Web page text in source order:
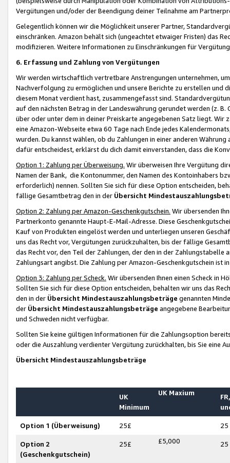
Vergütungen und/oder der Beendigung deiner Teilnahme am
Gelegentlich können wir die Möglichkeit unserer Partner,
einschränken. Amazon behält sich (ungeachtet etwaiger Fristen) das
modifizieren. Weitere Informationen zu Einschränkungen für
6. Erfassung und Zahlung von Vergütungen
Wir werden wirtschaftlich vertretbare Anstrengungen unternehmen,
Nachverfolgung zu ermöglichen und unsere Berichte zu erstellen und
diesem Monat verdient hast, zusammengefasst sind.
auf den nächsten Betrag in der Landeswährung gerundet werden (z.
über oder unter dem in deiner Preiskarte angegebenen Satz liegt.
eine Amazon-Webseite etwa 60 Tage nach Ende jedes
wurden. Du kannst wählen, ob du Zahlungen in einer anderen
dafür entscheidest, erklärst du dich damit einverstanden, dass die
Option 1: Zahlung per Überweisung. Wir überweisen Ihre Vergütung
Namen der Bank, die Kontonummer, den Namen des Kontoinhabers
erforderlich) nennen. Sollten Sie sich für diese Option entscheiden,
fällige Gesamtbetrag den in der Übersicht
Option 2: Zahlung per Amazon-Geschenkgutschein. Wir übersenden
Partnerkonto genannte Haupt-E-Mail-Adresse. Diese
Kauf von Produkten eingelöst werden und unterliegen unseren
uns das Recht vor, Vergütungen zurückzuhalten, bis der fällige
das Recht vor, den Teil der Zahlungen, der den in der
Zahlungsart angibst. Die Zahlung per Amazon-Geschenkgutschein ist
Option 3: Zahlung per Scheck. Wir übersenden Ihnen einen Scheck in
Sollten Sie sich für diese Option entscheiden, behalten wir uns das
den in der Übersicht Mindestauszahlungsbeträge genannten
der Übersicht Mindestauszahlungsbeträge angegebene
und Schweden nicht verfügbar.
Sollten Sie keine gültigen Informationen für die Zahlungsoption
oder die Auszahlung verdienter Vergütung zurückhalten, bis Sie
Übersicht Mindestauszahlungsbeträge
UK
Minimum
UK Maxium
Option 1 (Überweisung) 25£ 25
Option 2
(Geschenkgutschein)
25£ £5,000 25